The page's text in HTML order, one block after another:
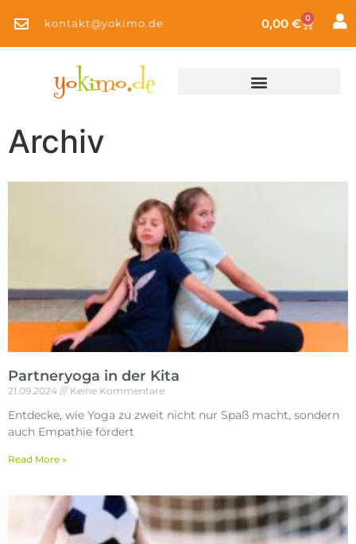
kontakt@yokimo.de 0,00 € 0
Archiv
Partneryoga in der Kita
21.09.2024 Keine Kommentare
Entdecke, wie Yoga zu zweit nicht nur Spaß macht, sondern
auch Empathie fördert
Read More »